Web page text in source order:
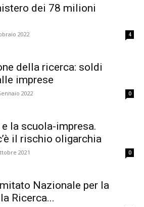
dei 78 milioni
2022 4
della ricerca: soldi
imprese
2022 0
e la scuola-impresa.
il rischio oligarchia
2021 0
Nazionale per la
Ricerca...